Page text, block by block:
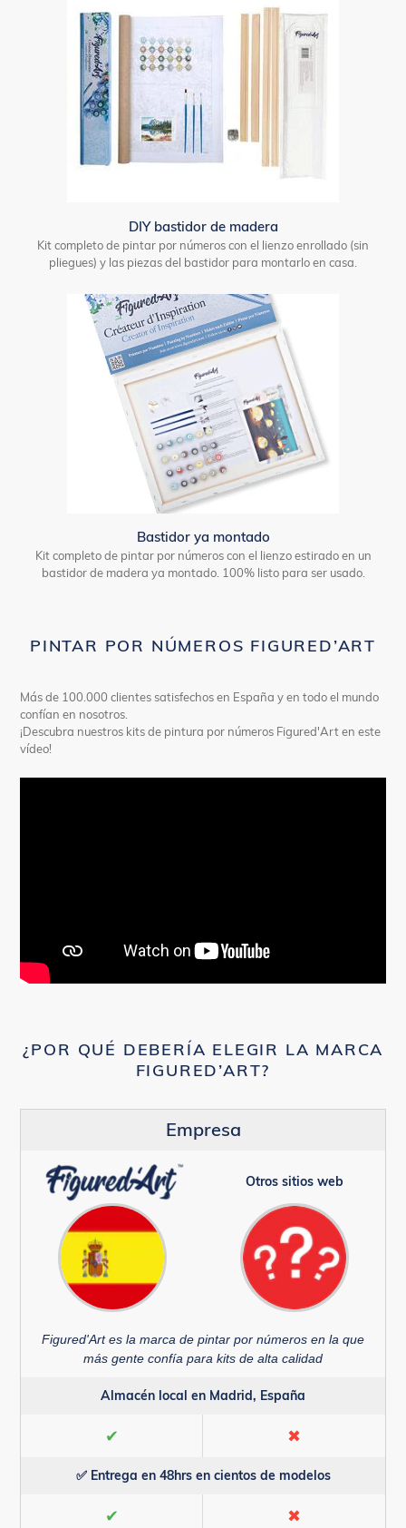
DIY bastidor de madera
Kit completo de pintar por números con el lienzo enrollado (sin
pliegues) y las piezas del bastidor para montarlo en casa.
Bastidor ya montado
Kit completo de pintar por números con el lienzo estirado en un
bastidor de madera ya montado. 100% listo para ser usado.
PINTAR POR NÚMEROS FIGURED’ART
Más de 100.000 clientes satisfechos en España y en todo el mundo
confían en nosotros.
¡Descubra nuestros kits de pintura por números Figured'Art en este
vídeo!
¿POR QUÉ DEBERÍA ELEGIR LA MARCA
FIGURED’ART?
Empresa
Otros sitios web
Figured'Art es la marca de pintar por números en la que
más gente confía para kits de alta calidad
Almacén local en Madrid, España
✔ ✖
✅ Entrega en 48hrs en cientos de modelos
✔ ✖